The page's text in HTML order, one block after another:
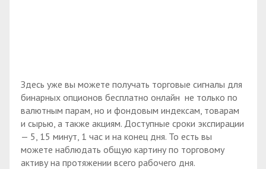
Здесь уже вы можете получать торговые сигналы для
бинарных опционов бесплатно онлайн не только по
валютным парам, но и фондовым индексам, товарам
и сырью, а также акциям. Доступные сроки экспирации
— 5, 15 минут, 1 час и на конец дня. То есть вы
можете наблюдать общую картину по торговому
активу на протяжении всего рабочего дня.